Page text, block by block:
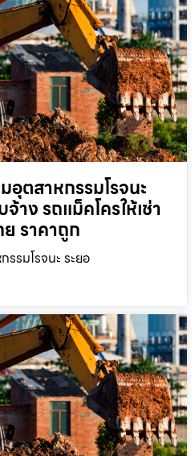
อุตสาหกรรมโรจนะ
าง รถแม็คโครให้เช่า
ราคาถูก
รรมโรจนะ ระยอ